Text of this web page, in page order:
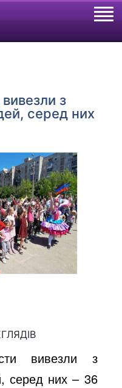
з
серед них
вивезли з
серед них – 36